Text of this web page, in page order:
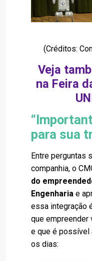
(Créditos:
Veja
na Feira
para sua
Entre perguntas
companhia, o
do
Engenharia e
essa integração
que empreender
e que é possível
os dias: